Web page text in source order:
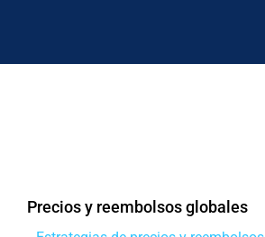
Precios y reembolsos globales